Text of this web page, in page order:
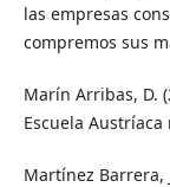
las empresas
compremos sus
Marín Arribas, D.
Escuela Austríaca
Martínez Barrera,